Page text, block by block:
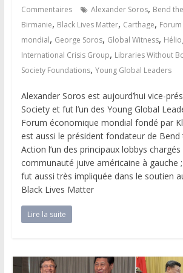
Commentaires
Alexander Soros, Bend
Birmanie, Black Lives Matter, Carthage,
mondial, George Soros, Global Witness,
International Crisis Group, Libraries Without
Society Foundations, Young Global Leaders
Alexander Soros est aujourd’hui vice-
Society et fut l’un des Young Global
Forum économique mondial fondé par
est aussi le président fondateur de Bend
Action l’un des principaux lobbys
communauté juive américaine à gauche
fut aussi très impliquée dans le soutien
Black Lives Matter
Lire la suite